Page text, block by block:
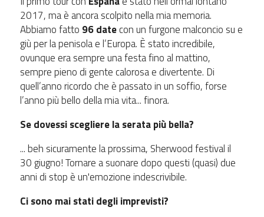
2017, ma è ancora scolpito nella mia memoria.
Abbiamo fatto 96 datecon un furgone malconcio su e
giù per la penisola e l’Europa. È stato incredibile,
ovunque era sempre una festa fino al mattino,
sempre pieno di gente calorosa e divertente. Di
quell’anno ricordo che è passato in un soffio, forse
l’anno più bello della mia vita... finora.
Se dovessi scegliere la serata più bella?
... beh sicuramente la prossima, Sherwood festival il
30 giugno! Tornare a suonare dopo questi (quasi) due
anni di stop è un'emozione indescrivibile.
Ci sono mai stati degli imprevisti?